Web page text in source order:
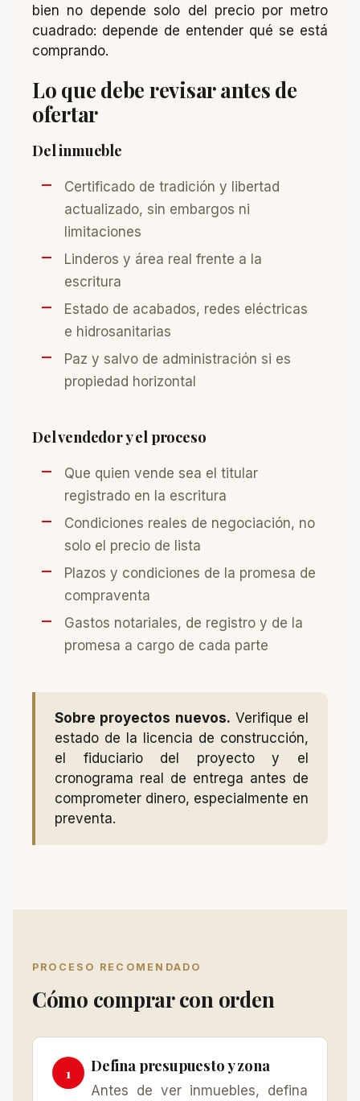
bien no depende solo del precio por metro
cuadrado: depende de entender qué se está
comprando.
Lo que debe revisar antes de
ofertar
Del inmueble
Certificado de tradición y libertad
actualizado, sin embargos ni
limitaciones
Linderos y área real frente a la
escritura
Estado de acabados, redes eléctricas
e hidrosanitarias
Paz y salvo de administración si es
propiedad horizontal
Del vendedor y el proceso
Que quien vende sea el titular
registrado en la escritura
Condiciones reales de negociación, no
solo el precio de lista
Plazos y condiciones de la promesa de
compraventa
Gastos notariales, de registro y de la
promesa a cargo de cada parte
Sobre proyectos nuevos. Verifique el
estado de la licencia de construcción,
el fiduciario del proyecto y el
cronograma real de entrega antes de
comprometer dinero, especialmente en
preventa.
PROCESO RECOMENDADO
Cómo comprar con orden
Defina presupuesto y zona
Antes de ver inmuebles, defina